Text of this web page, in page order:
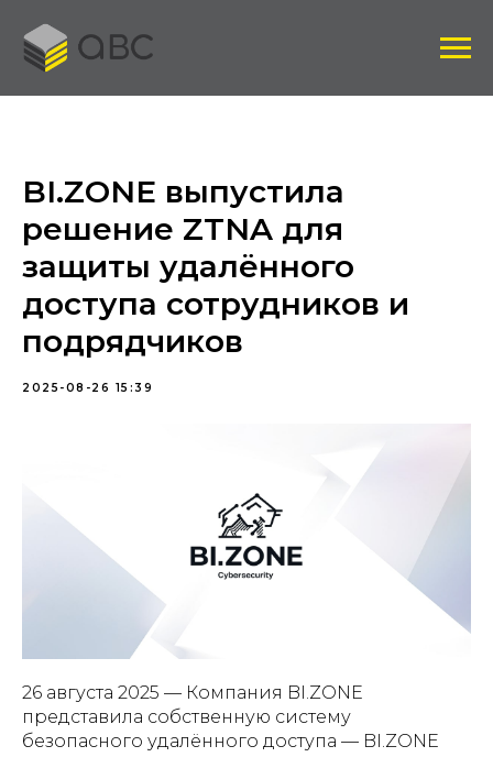
BI.ZONE выпустила
решение ZTNA для
защиты удалённого
доступа сотрудников и
подрядчиков
2025-08-26 15:39
26 августа 2025 — Компания BI.ZONE
представила собственную систему
безопасного удалённого доступа — BI.ZONE